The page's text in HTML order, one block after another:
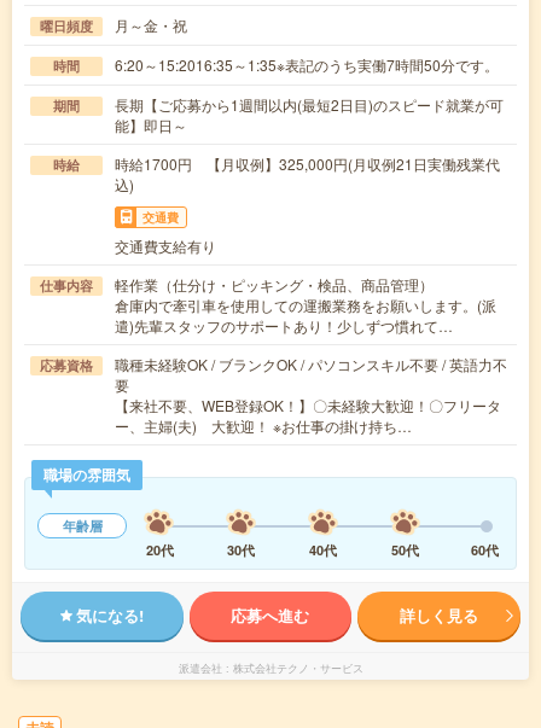
曜日頻度 月～金・祝
時間 6:20～15:2016:35～1:35※表記のうち実働7時間50分です。
期間
長期【ご応募から1週間以内(最短2日目)のスピード就業が可
能】即日～
時給
時給1700円 【月収例】325,000円(月収例21日実働残業代
込)
交通費
交通費支給有り
仕事内容
軽作業（仕分け・ピッキング・検品、商品管理）
倉庫内で牽引車を使用しての運搬業務をお願いします。(派
遣)先輩スタッフのサポートあり！少しずつ慣れて…
応募資格
職種未経験OK / ブランクOK / パソコンスキル不要 / 英語力不
要
【来社不要、WEB登録OK！】〇未経験大歓迎！〇フリータ
ー、主婦(夫) 大歓迎！ ※お仕事の掛け持ち…
職場の雰囲気
年齢層
20代
30代 40代 50代 60代
気になる! 応募へ進む 詳しく見る
派遣会社 株式会社テクノ・サービス